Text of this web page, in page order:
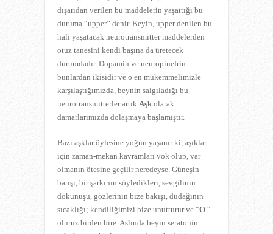
dışarıdan verilen bu maddelerin yaşattığı bu
duruma “upper” denir. Beyin, upper denilen bu
hali yaşatacak neurotransmitter maddelerden
otuz tanesini kendi başına da üretecek
durumdadır. Dopamin ve neuropinefrin
bunlardan ikisidir ve o en mükemmelimizle
karşılaştığımızda, beynin salgıladığı bu
neurotransmitterler artık Aşk olarak
damarlarımızda dolaşmaya başlamıştır.
Bazı aşklar öylesine yoğun yaşanır ki, aşıklar
için zaman-mekan kavramları yok olup, var
olmanın ötesine geçilir neredeyse. Güneşin
batışı, bir şarkının söyledikleri, sevgilinin
dokunuşu, gözlerinin bize bakışı, dudağının
sıcaklığı; kendiliğimizi bize unutturur ve “O “
oluruz birden bire. Aslında beyin seratonin